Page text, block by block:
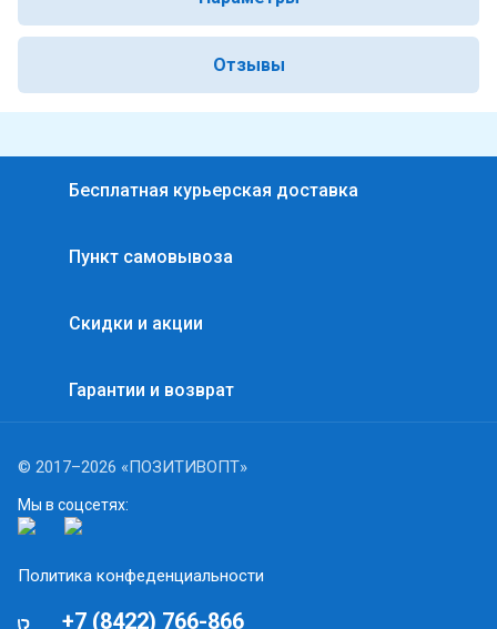
Отзывы
Бесплатная курьерская доставка
Пункт самовывоза
Скидки и акции
Гарантии и возврат
© 2017–2026 «ПОЗИТИВОПТ»
Мы в соцсетях:
Политика конфеденциальности
+7 (8422) 766-866